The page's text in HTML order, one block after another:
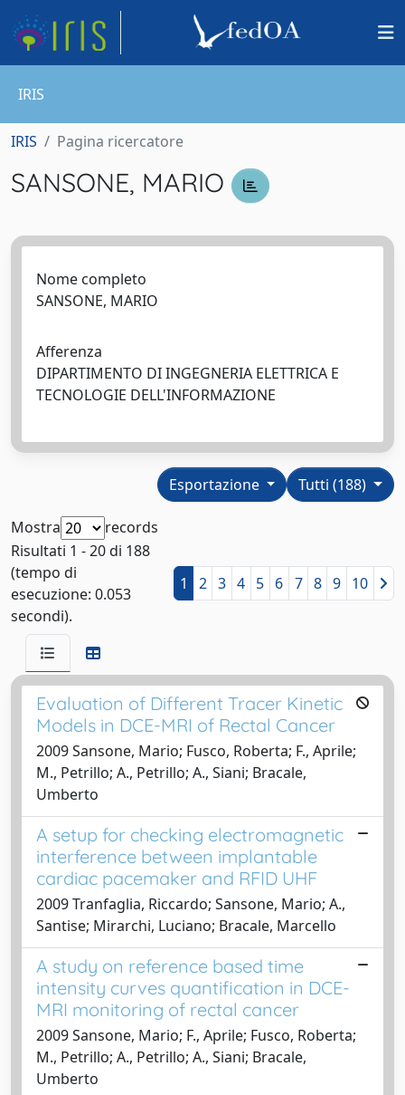
IRIS
IRIS Pagina ricercatore
SANSONE, MARIO
Nome completo
SANSONE, MARIO
Afferenza
DIPARTIMENTO DI INGEGNERIA ELETTRICA E
TECNOLOGIE DELL'INFORMAZIONE
Tutti (188)
Esportazione
Mostra
records
Risultati 1 - 20 di 188
(tempo di
esecuzione: 0.053
secondi).
1 2 3 4 5 6 7 8 9 10
Evaluation of Different Tracer Kinetic
Models in DCE-MRI of Rectal Cancer
2009 Sansone, Mario; Fusco, Roberta; F., Aprile;
M., Petrillo; A., Petrillo; A., Siani; Bracale,
Umberto
A setup for checking electromagnetic
interference between implantable
cardiac pacemaker and RFID UHF
2009 Tranfaglia, Riccardo; Sansone, Mario; A.,
Santise; Mirarchi, Luciano; Bracale, Marcello
A study on reference based time
intensity curves quantification in DCE-
MRI monitoring of rectal cancer
2009 Sansone, Mario; F., Aprile; Fusco, Roberta;
M., Petrillo; A., Petrillo; A., Siani; Bracale,
Umberto